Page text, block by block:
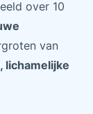
over 10
van
lichamelijke